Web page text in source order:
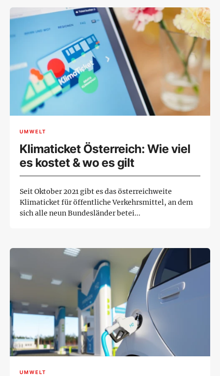
UMWELT
Klimaticket Österreich: Wie viel
es kostet & wo es gilt
Seit Oktober 2021 gibt es das österreichweite
Klimaticket für öffentliche Verkehrsmittel, an dem
sich alle neun Bundesländer betei...
UMWELT